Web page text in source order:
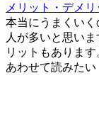
メリット・デメリ
本当にうまくい
人が多いと思い
リットもありま
あわせて読みたい